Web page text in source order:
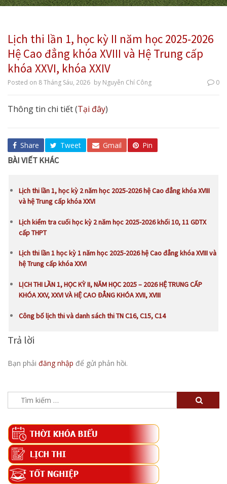
Lịch thi lần 1, học kỳ II năm học 2025-2026
Hệ Cao đẳng khóa XVIII và Hệ Trung cấp
khóa XXVI, khóa XXIV
Posted on 8 Tháng Sáu, 2026 by Nguyễn Chí Công 0
Thông tin chi tiết (Tại đây)
Share Tweet Gmail Pin
BÀI VIẾT KHÁC
Lịch thi lần 1, học kỳ 2 năm học 2025-2026 hệ Cao đẳng khóa XVIII
và hệ Trung cấp khóa XXVI
Lịch kiểm tra cuối học kỳ 2 năm học 2025-2026 khối 10, 11 GDTX
cấp THPT
Lịch thi lần 1 học kỳ 1 năm học 2025-2026 hệ Cao đẳng khóa XVIII và
hệ Trung cấp khóa XXVI
LỊCH THI LẦN 1, HỌC KỲ II, NĂM HỌC 2025 – 2026 HỆ TRUNG CẤP
KHÓA XXV, XXVI VÀ HỆ CAO ĐẲNG KHÓA XVII, XVIII
Công bố lịch thi và danh sách thi TN C16, C15, C14
Trả lời
Bạn phải đăng nhập để gửi phản hồi.
kiếm